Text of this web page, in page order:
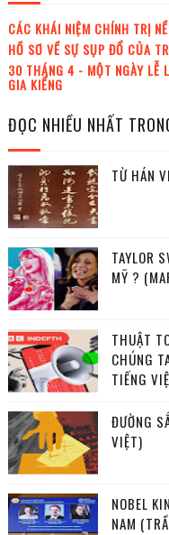
CÁC KHÁI NIỆM CHÍNH TRỊ
HỒ SƠ VỀ SỰ SỤP ĐỔ CỦA
30 THÁNG 4 - MỘT NGÀY LỄ
GIA KIỂNG
ĐỌC NHIỀU NHẤT
TỪ HÁN
TAYLOR
MỸ ?
THUẬT
CHÚNG
TIẾNG
ĐƯỜNG
VIỆT)
NOBEL
NAM